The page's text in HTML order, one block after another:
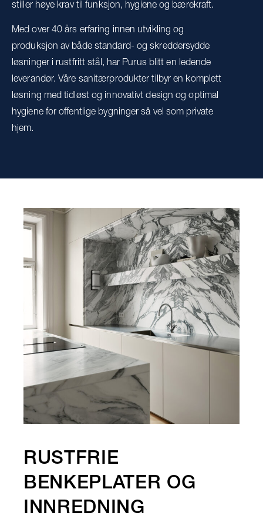
stiller høye krav til funksjon, hygiene og bærekraft.
Med over 40 års erfaring innen utvikling og
produksjon av både standard- og skreddersydde
løsninger i rustfritt stål, har Purus blitt en ledende
leverandør. Våre sanitærprodukter tilbyr en komplett
løsning med tidløst og innovativt design og optimal
hygiene for offentlige bygninger så vel som private
hjem.
RUSTFRIE
BENKEPLATER OG
INNREDNING